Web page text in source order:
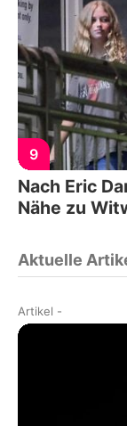
9
Nach Eric
Nähe zu
Aktuelle
Artikel -